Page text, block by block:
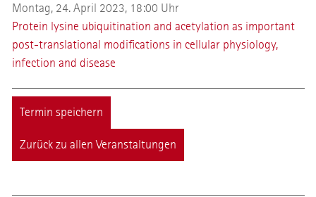
Montag, 24. April 2023, 18:00 Uhr
Protein lysine ubiquitination and acetylation as important
post-translational modifications in cellular physiology,
infection and disease
Termin speichern
Zurück zu allen Veranstaltungen